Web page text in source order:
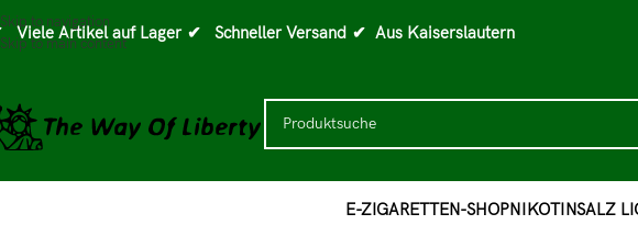
Skip to navigation
Skip to main content
Viele Artikel auf Lager ✔ Schneller Versand ✔ Aus Kaiserslautern
E-ZIGARETTEN-SHOPNIKOTINSALZ